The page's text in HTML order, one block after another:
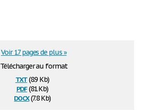
Télécharger au format
txt(8.9 Kb)
pdf(81 Kb)
docx(7.8 Kb)
Voir 17 pages de plus »